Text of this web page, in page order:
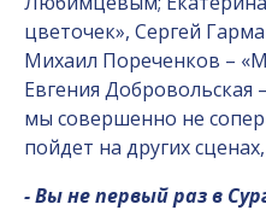
цветочек», Сергей
Михаил Пореченков –
Евгения Добровольская
мы совершенно не
пойдет на других
- Вы не первый раз в